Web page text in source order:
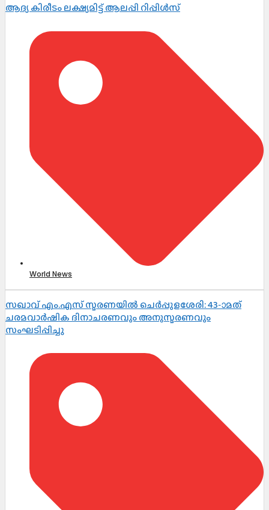
ആദ്യ കിരീടം ലക്ഷ്യമിട്ട് ആലപ്പി റിപ്പിൾസ്
World News
സഖാവ് എം.എസ് സ്മരണയിൽ ചെർപ്പുളശേരി: 43-ാമത്
ചരമവാർഷിക ദിനാചരണവും അനുസ്മരണവും
സംഘടിപ്പിച്ചു